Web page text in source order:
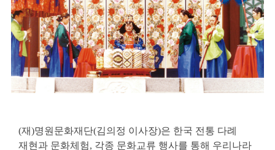
(재)명원문화재단(김의정 이사장)은 한국 전통 다례
재현과 문화체험, 각종 문화교류 행사를 통해 우리나라